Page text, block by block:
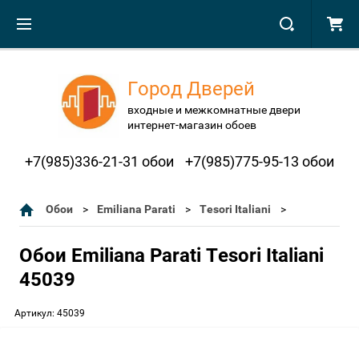
Город Дверей
входные и межкомнатные двери
интернет-магазин обоев
+7(985)336-21-31 обои +7(985)775-95-13 обои
Обои Emiliana Parati Tesori Italiani
Обои Emiliana Parati Tesori Italiani
45039
Артикул: 45039